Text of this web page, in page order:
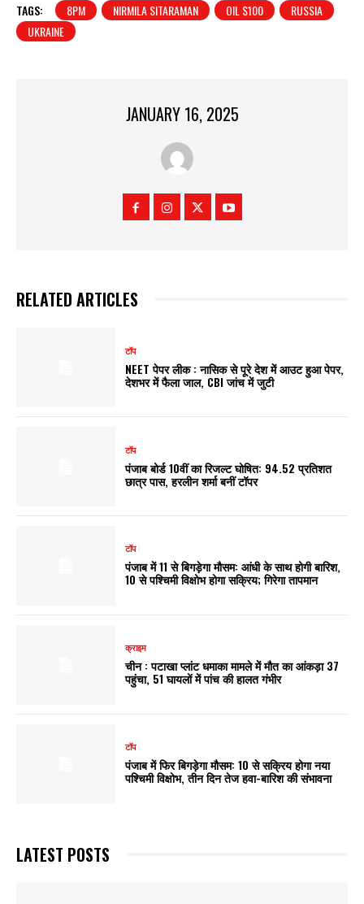
TAGS: 8PM NIRMILA SITARAMAN OIL $100
RUSSIA
UKRAINE
JANUARY 16, 2025
RELATED ARTICLES
टॉप
NEET पेपर लीक : नासिक से पूरे देश में आउट हुआ पेपर,
देशभर में फैला जाल, CBI जांच में जुटी
टॉप
पंजाब बोर्ड 10वीं का रिजल्ट घोषित: 94.52 प्रतिशत
छात्र पास, हरलीन शर्मा बनीं टॉपर
टॉप
पंजाब में 11 से बिगड़ेगा मौसम: आंधी के साथ होगी बारिश,
10 से पश्चिमी विक्षोभ होगा सक्रिय; गिरेगा तापमान
क्राइम
चीन : पटाखा प्लांट धमाका मामले में मौत का आंकड़ा 37
पहुंचा, 51 घायलों में पांच की हालत गंभीर
टॉप
पंजाब में फिर बिगड़ेगा मौसम: 10 से सक्रिय होगा नया
पश्चिमी विक्षोभ, तीन दिन तेज हवा-बारिश की संभावना
LATEST POSTS